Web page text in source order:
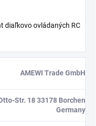
diaľkovo ovládaných RC
AMEWI Trade GmbH
Str. 18 33178 Borchen
Germany